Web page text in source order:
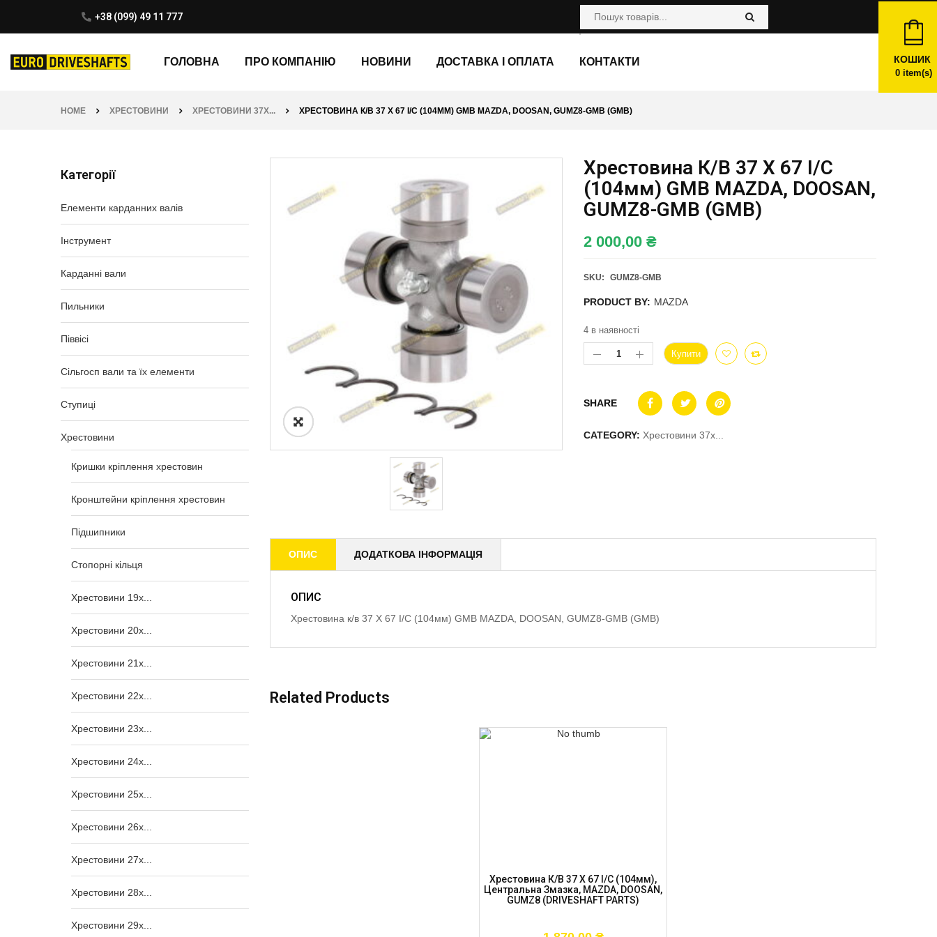
+38 (099) 49 11 777
ГОЛОВНА ПРО КОМПАНІЮ НОВИНИ ДОСТАВКА І ОПЛАТА КОНТАКТИ КОШИК
0item(s)
HOME ХРЕСТОВИНИ ХРЕСТОВИНИ 37X... ХРЕСТОВИНА К/В 37 X 67 I/C (104ММ) GMB MAZDA, DOOSAN, GUMZ8-GMB (GMB)
Категорії
Елементи карданних валів
Інструмент
Карданні вали
Пильники
Піввісі
Сільгосп вали та їх елементи
Ступиці
Хрестовини
Кришки кріплення хрестовин
Кронштейни кріплення хрестовин
Підшипники
Стопорні кільця
Хрестовини 19x...
Хрестовини 20x...
Хрестовини 21x...
Хрестовини 22x...
Хрестовини 23x...
Хрестовини 24x...
Хрестовини 25x...
Хрестовини 26x...
Хрестовини 27x...
Хрестовини 28x...
Хрестовини 29x...
Хрестовина К/в 37 X 67 I/C
(104мм) GMB MAZDA, DOOSAN,
GUMZ8-GMB (GMB)
2 000,00 ₴
SKU: GUMZ8-GMB
PRODUCT BY: MAZDA
4 в наявності
Купити
SHARE
CATEGORY: Хрестовини 37x...
ОПИС ДОДАТКОВА ІНФОРМАЦІЯ
ОПИС
Хрестовина к/в 37 X 67 I/C (104мм) GMB MAZDA, DOOSAN, GUMZ8-GMB (GMB)
Related Products
Хрестовина К/в 37 X 67 I/C (104мм),
Центральна Змазка, MAZDA, DOOSAN,
GUMZ8 (DRIVESHAFT PARTS)